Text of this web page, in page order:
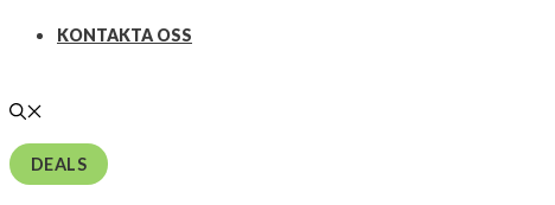
KONTAKTA OSS
DEALS